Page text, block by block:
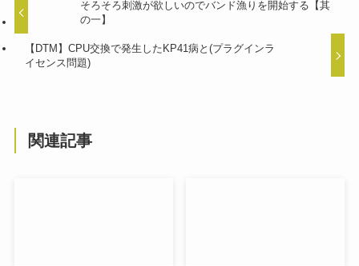
そろそろ刺激が欲しいのでバンド漁りを開始する【其
の一】
【DTM】CPU交換で発生したKP41病と(プラグインラ
イセンス問題)
関連記事